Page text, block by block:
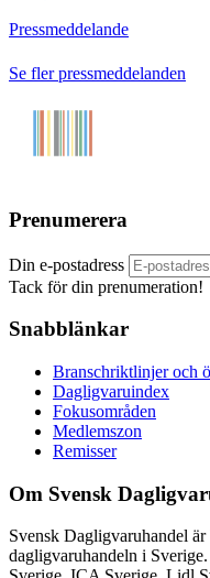
Pressmeddelande
Se fler pressmeddelanden
Prenumerera
Din e-postadress
Tack för din prenumeration!
Snabblänkar
Branschriktlinjer och
Dagligvaruindex
Fokusområden
Medlemszon
Remisser
Om Svensk
Svensk Dagligvaruhandel
dagligvaruhandeln i